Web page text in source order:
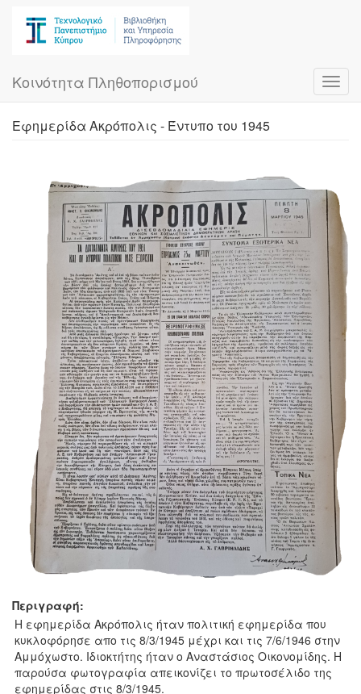
Κοινότητα Πληθοπορισμού
Εφημερίδα Ακρόπολις - Έντυπο του 1945
Περιγραφή:
Η εφημερίδα Ακρόπολις ήταν πολιτική εφημερίδα που
κυκλοφόρησε απο τις 8/3/1945 μέχρι και τις 7/6/1946 στην
Αμμόχωστο. Ιδιοκτήτης ήταν ο Αναστάσιος Οικονομίδης. Η
παρούσα φωτογραφία απεικονίζει το πρωτοσέλιδο της
εφημερίδας στις 8/3/1945.